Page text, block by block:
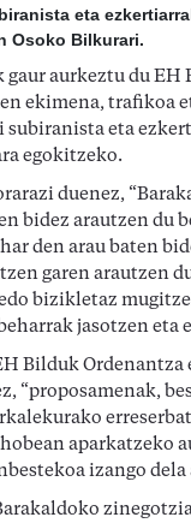
eta
Osoko Bilkurari.
gaur aurkeztu du
ekimena, trafikoa
subiranista eta
egokitzeko.
duenez,
bidez arautzen du
den arau baten
garen arautzen
bizikletaz
jasotzen
Bilduk Ordenantza
“proposamenak,
aparkatzeko
izango dela